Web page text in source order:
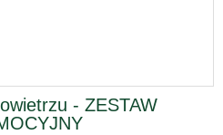
- ZESTAW